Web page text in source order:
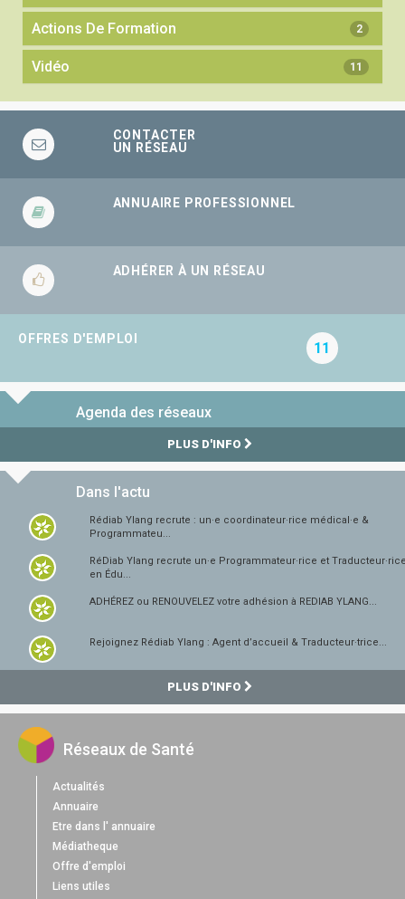
Actions De Formation 2
Vidéo 11
CONTACTER
UN RÉSEAU
ANNUAIRE PROFESSIONNEL
ADHÉRER À UN RÉSEAU
OFFRES D'EMPLOI
11
Agenda des réseaux
PLUS D'INFO
Dans l'actu
Rédiab Ylang recrute : un·e coordinateur·rice médical·e &
Programmateu...
RéDiab Ylang recrute un·e Programmateur·rice et
en Édu...
ADHÉREZ ou RENOUVELEZ votre adhésion à REDIAB YLANG...
Rejoignez Rédiab Ylang : Agent d’accueil & Traducteur·trice...
PLUS D'INFO
Réseaux de Santé
Actualités
Annuaire
Etre dans l' annuaire
Médiatheque
Offre d'emploi
Liens utiles